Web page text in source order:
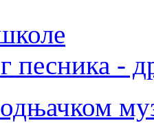
песника -